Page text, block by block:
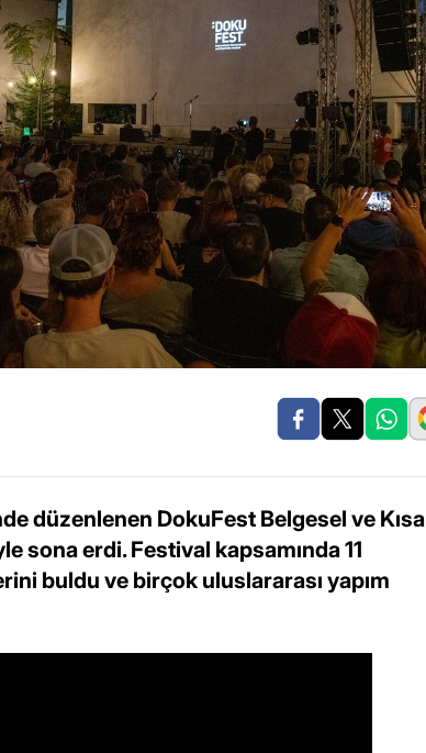
düzenlenen DokuFest Belgesel ve Kısa
sona erdi. Festival kapsamında 11
buldu ve birçok uluslararası yapım